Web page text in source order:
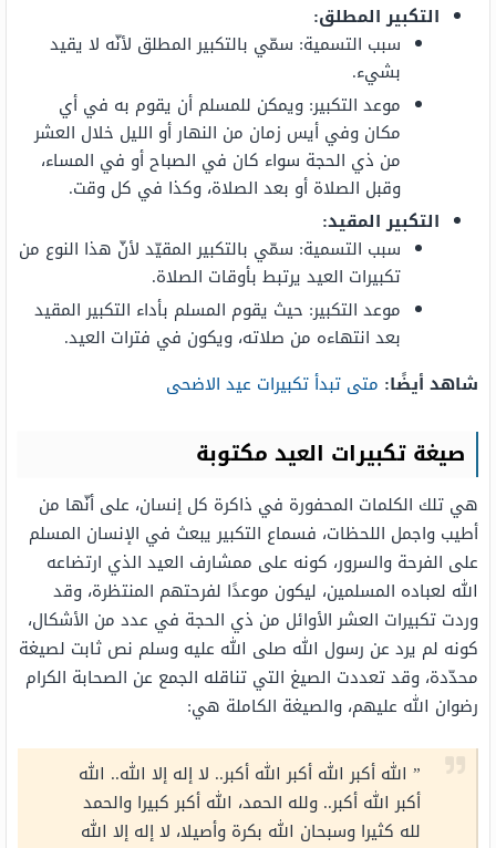
التكبير المطلق:
سبب التسمية: سمّي بالتكبير المطلق لأنّه لا يقيد
بشيء.
موعد التكبير: ويمكن للمسلم أن يقوم به في أي
مكان وفي أيس زمان من النهار أو الليل خلال العشر
من ذي الحجة سواء كان في الصباح أو في المساء،
وقبل الصلاة أو بعد الصلاة، وكذا في كل وقت.
التكبير المقيد:
سبب التسمية: سمّي بالتكبير المقيّد لأنّ هذا النوع من
تكبيرات العيد يرتبط بأوقات الصلاة.
موعد التكبير: حيث يقوم المسلم بأداء التكبير المقيد
بعد انتهاءه من صلاته، ويكون في فترات العيد.
شاهد أيضًا: متى تبدأ تكبيرات عيد الاضحى
صيغة تكبيرات العيد مكتوبة
هي تلك الكلمات المحفورة في ذاكرة كل إنسان، على أنّها من
أطيب واجمل اللحظات، فسماع التكبير يبعث في الإنسان المسلم
على الفرحة والسرور، كونه على ممشارف العيد الذي ارتضاعه
الله لعباده المسلمين، ليكون موعدًا لفرحتهم المنتظرة، وقد
وردت تكبيرات العشر الأوائل من ذي الحجة في عدد من الأشكال،
كونه لم يرد عن رسول الله صلى الله عليه وسلم نص ثابت لصيغة
محدّدة، وقد تعددت الصيغ التي تناقله الجمع عن الصحابة الكرام
رضوان الله عليهم، والصيغة الكاملة هي:
” الله أكبر الله أكبر الله أكبر.. لا إله إلا الله.. الله
أكبر الله أكبر.. ولله الحمد، الله أكبر كبيرا والحمد
لله كثيرا وسبحان الله بكرة وأصيلا، لا إله إلا الله